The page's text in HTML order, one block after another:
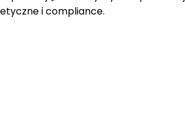
etyczne i compliance.